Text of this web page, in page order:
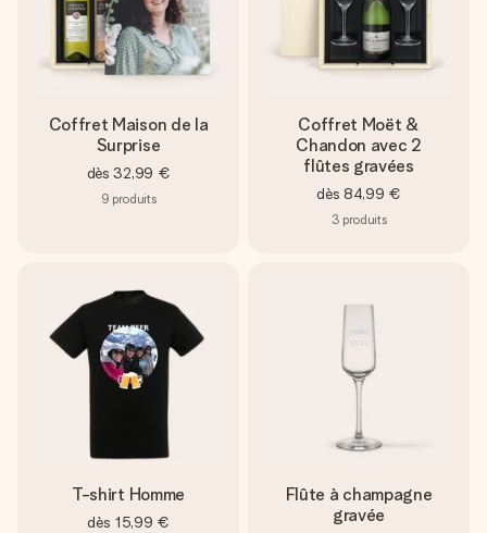
Coffret Maison de la
Surprise
dès 32,99 €
9 produits
Coffret Moët &
Chandon avec 2
flûtes gravées
dès 84,99 €
3 produits
T-shirt Homme
dès 15,99 €
Flûte à champagne
gravée